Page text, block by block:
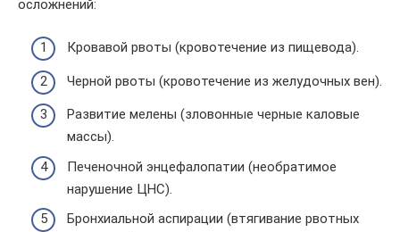
осложнений:
Кровавой рвоты (кровотечение из пищевода).
Черной рвоты (кровотечение из желудочных вен).
Развитие мелены (зловонные черные каловые
массы).
Печеночной энцефалопатии (необратимое
нарушение ЦНС).
Бронхиальной аспирации (втягивание рвотных